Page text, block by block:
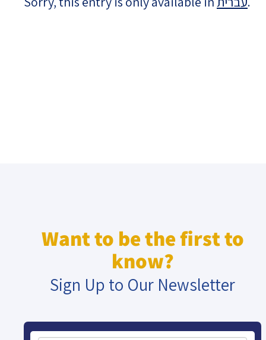
Want to be the first to
know?
Sign Up to Our Newsletter